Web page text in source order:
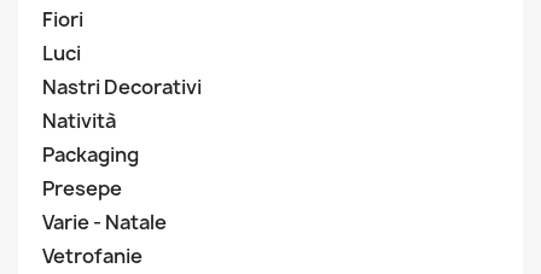
Fiori
Luci
Nastri Decorativi
Natività
Packaging
Presepe
Varie - Natale
Vetrofanie